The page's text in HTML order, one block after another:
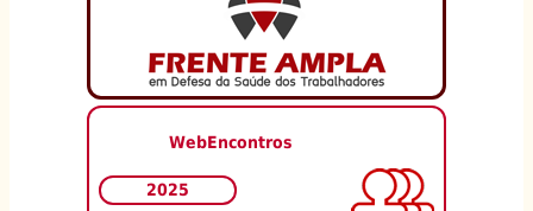
WebEncontros
2025